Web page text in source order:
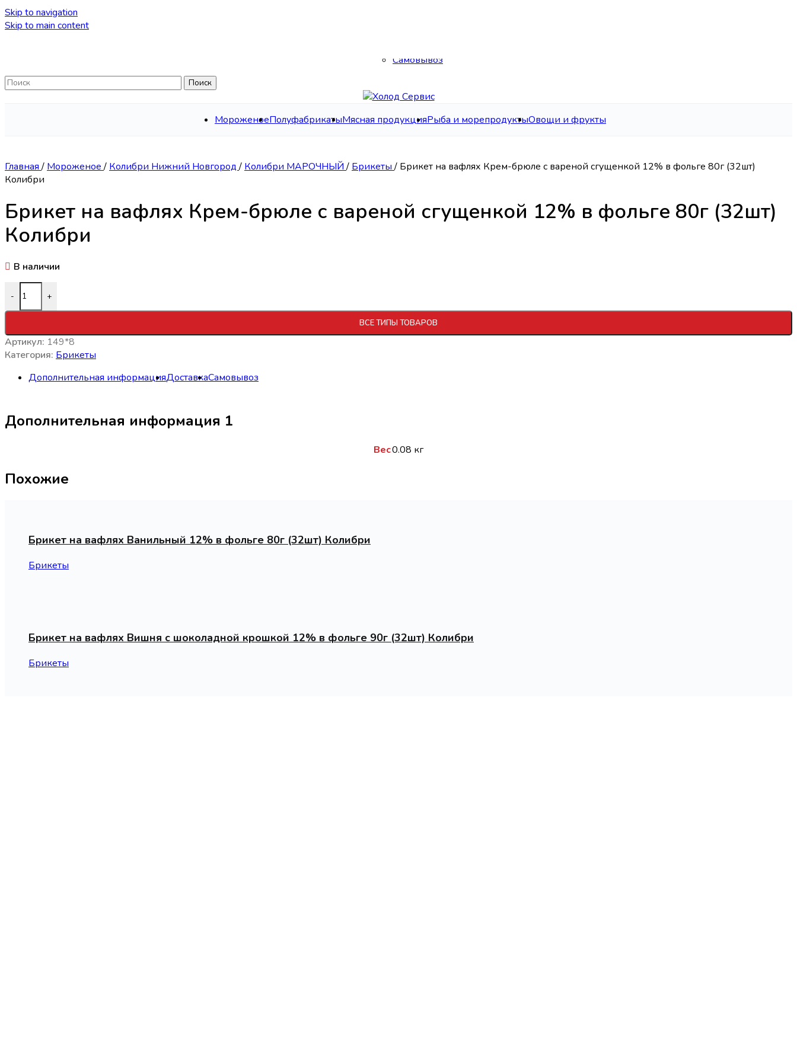
Skip to navigation
Skip to main content
Самовывоз
Поиск
МороженоеПолуфабрикатыМясная продукцияРыба и морепродуктыОвощи и фрукты
Главная/ Мороженое/ Колибри Нижний Новгород/ Колибри МАРОЧНЫЙ/ Брикеты/ Брикет на вафлях Крем-брюле с вареной сгущенкой 12% в фольге 80г (32шт)
Колибри
Брикет на вафлях Крем-брюле с вареной сгущенкой 12% в фольге 80г (32шт)
Колибри
В наличии
-
Количество товара Брикет на вафлях Крем-брюле с вареной сгущенкой 12% в фольге 80г (32шт) Колибри
+
ВСЕ ТИПЫ ТОВАРОВ
Артикул: 149*8
Категория: Брикеты
Дополнительная информацияДоставкаСамовывоз
Дополнительная информация 1
Вес0.08 кг
Похожие
Брикет на вафлях Ванильный 12% в фольге 80г (32шт) Колибри
Брикеты
Брикет на вафлях Вишня с шоколадной крошкой 12% в фольге 90г (32шт) Колибри
Брикеты